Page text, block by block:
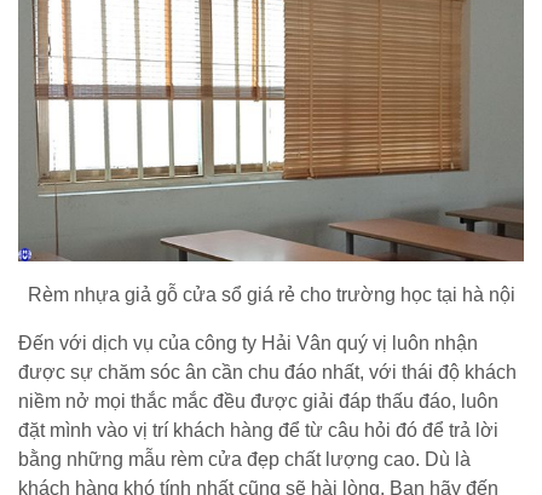
Rèm nhựa giả gỗ cửa sổ giá rẻ cho trường học tại hà nội
Đến với dịch vụ của công ty Hải Vân quý vị luôn nhận
được sự chăm sóc ân cần chu đáo nhất, với thái độ khách
niềm nở mọi thắc mắc đều được giải đáp thấu đáo, luôn
đặt mình vào vị trí khách hàng để từ câu hỏi đó để trả lời
bằng những mẫu rèm cửa đẹp chất lượng cao. Dù là
khách hàng khó tính nhất cũng sẽ hài lòng. Bạn hãy đến